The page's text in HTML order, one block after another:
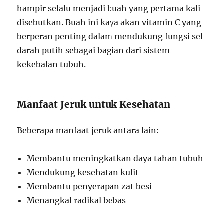
hampir selalu menjadi buah yang pertama kali
disebutkan. Buah ini kaya akan vitamin C yang
berperan penting dalam mendukung fungsi sel
darah putih sebagai bagian dari sistem
kekebalan tubuh.
Manfaat Jeruk untuk Kesehatan
Beberapa manfaat jeruk antara lain:
Membantu meningkatkan daya tahan tubuh
Mendukung kesehatan kulit
Membantu penyerapan zat besi
Menangkal radikal bebas